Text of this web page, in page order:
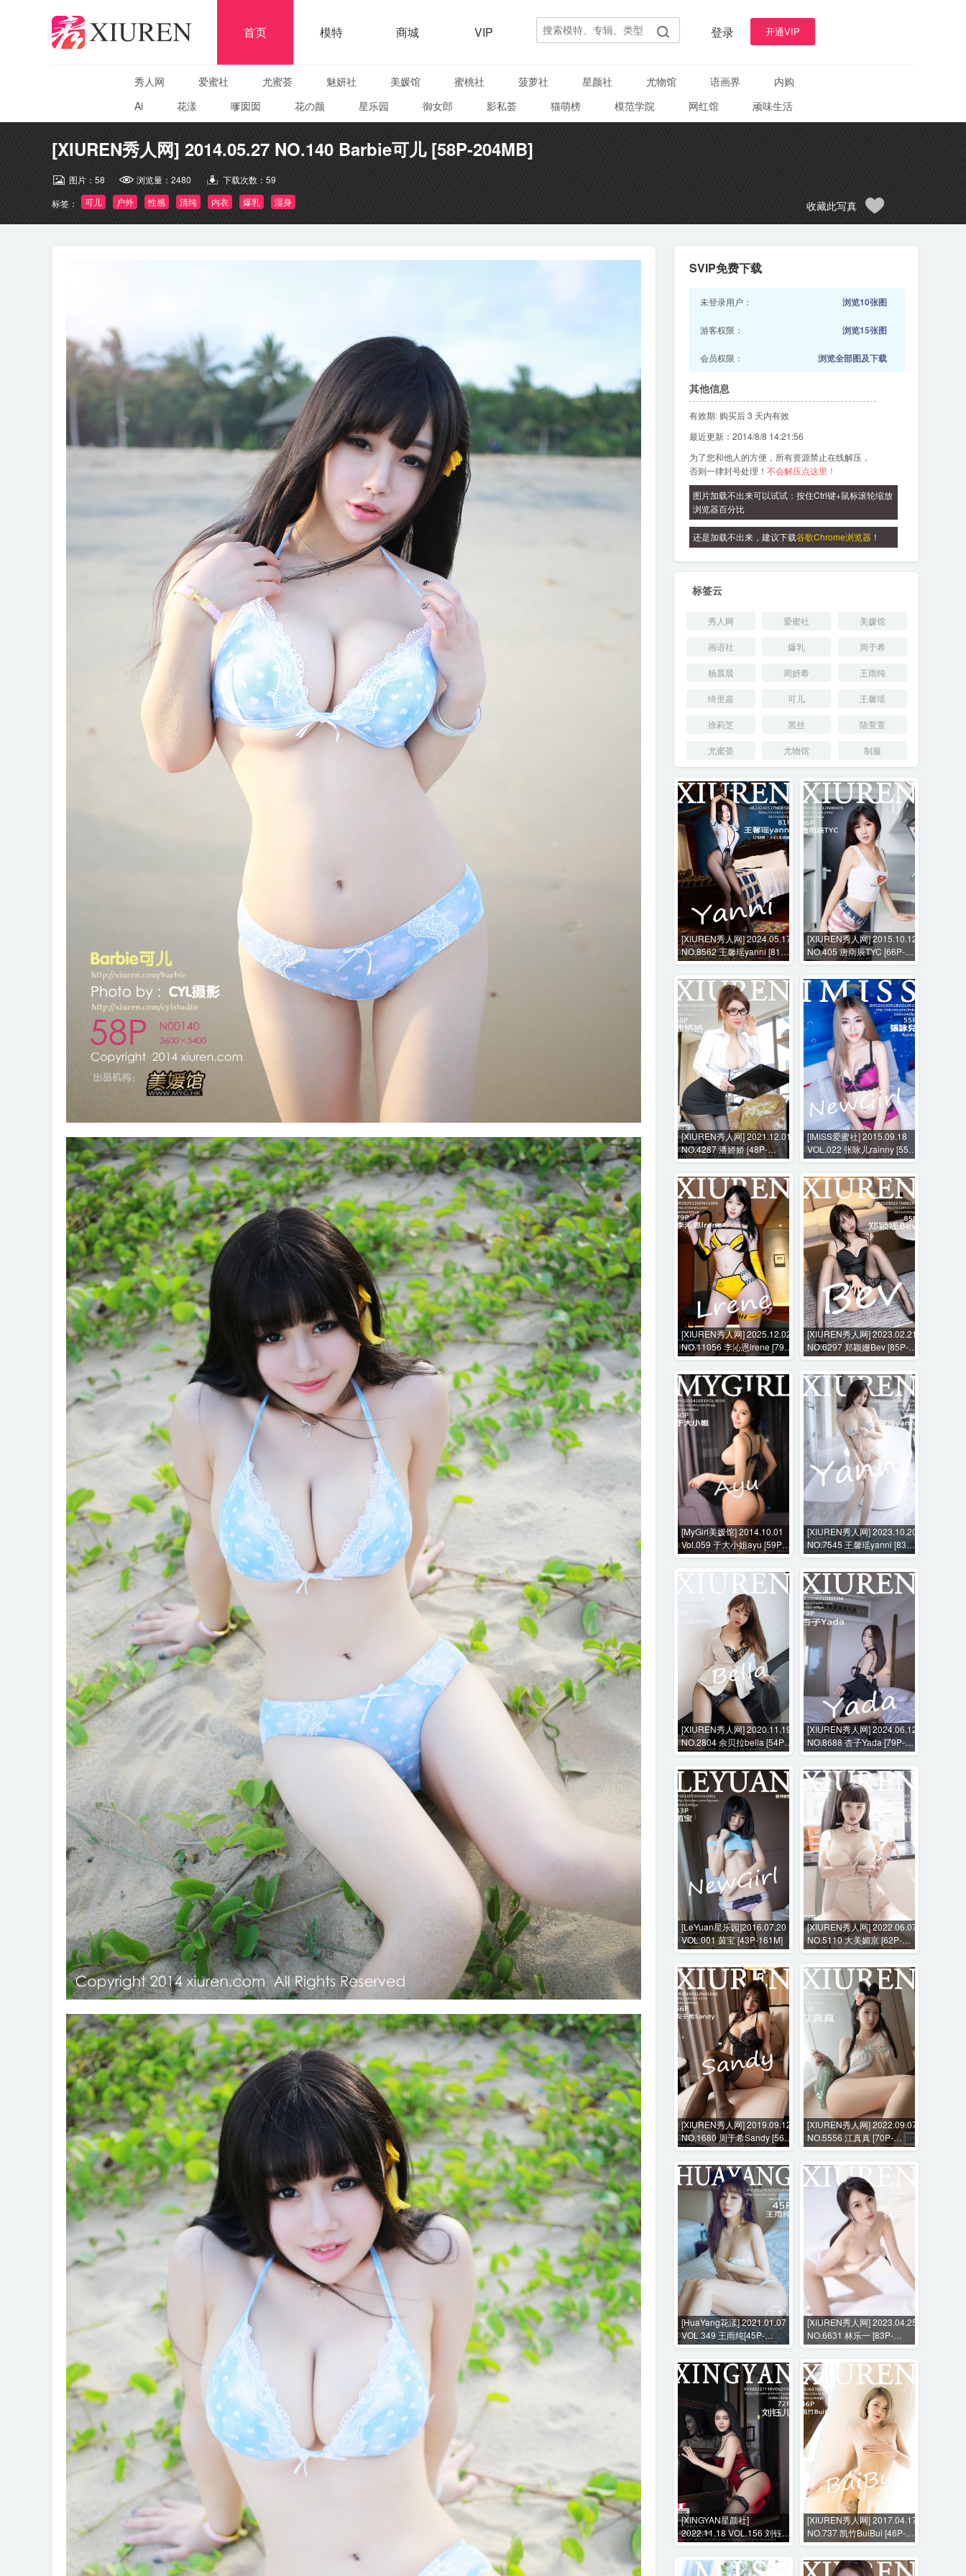
首页 模特 商城 VIP 登录 开通VIP
秀人网 爱蜜社 尤蜜荟 魅妍社 美媛馆 蜜桃社 菠萝社 星颜社 尤物馆 语画界
内购
Ai
花漾 嗲囡囡 花の颜 星乐园 御女郎 影私荟 猫萌榜 模范学院 网红馆 顽味生活
[XIUREN秀人网] 2014.05.27 NO.140 Barbie可儿 [58P-204MB]
图片： 58 浏览量： 2480 下载次数： 59
标签：
可儿 户外 性感 清纯 内衣 爆乳 湿身 收藏此写真
SVIP免费下载
未登录用户： 浏览10张图
游客权限： 浏览15张图
会员权限： 浏览全部图及下载
其他信息
有效期: 购买后 3 天内有效
最近更新：2014/8/8 14:21:56
为了您和他人的方便，所有资源禁止在线解压，
否则一律封号处理！ 不会解压点这里！
图片加载不出来可以试试：按住Ctrl键+鼠标滚轮缩放
浏览器百分比
还是加载不出来，建议下载谷歌Chrome浏览器 ！
标签云
秀人网 爱蜜社 美媛馆
画语社 爆乳 周于希
杨晨晨 周妍希 王雨纯
绮里嘉 可儿 王馨瑶
徐莉芝 黑丝 陆萱萱
尤蜜荟 尤物馆 制服
[XIUREN秀人网] 2024.05.17
NO.8562 王馨瑶yanni [81P-
807MB]
[XIUREN秀人网] 2015.10.12
NO.405 唐雨辰TYC [66P-
244MB]
[XIUREN秀人网] 2021.12.01
NO.4287 潘娇娇 [48P-
411MB]
[IMISS爱蜜社] 2015.09.18
VOL.022 张咏儿rainny [55P-
271MB]
[XIUREN秀人网] 2025.12.02
NO.11056 李沁恩lrene [79P-
1024MB]
[XIUREN秀人网] 2023.02.21
NO.6297 郑颖姗Bev [85P-
730MB]
[MyGirl美媛馆] 2014.10.01
Vol.059 于大小姐ayu [59P-
243MB]
[XIUREN秀人网] 2023.10.20
NO.7545 王馨瑶yanni [83P-
683MB]
[XIUREN秀人网] 2020.11.19
NO.2804 佘贝拉bella [54P-
522MB]
[XIUREN秀人网] 2024.06.12
NO.8688 杏子Yada [79P-
662MB]
[LeYuan星乐园]2016.07.20
VOL.001 茵宝 [43P-161M]
[XIUREN秀人网] 2022.06.07
NO.5110 大美媚京 [62P-
616MB]
[XIUREN秀人网] 2019.09.12
NO.1680 周于希Sandy [56P-
233MB]
[XIUREN秀人网] 2022.09.07
NO.5556 江真真 [70P-
684MB]
[HuaYang花漾] 2021.01.07
VOL.349 王雨纯[45P-
451MB]
[XIUREN秀人网] 2023.04.25
NO.6631 林乐一 [83P-
576MB]
[XINGYAN星颜社]
2022.11.18 VOL.156 刘钰儿
[70P-621MB]
[XIUREN秀人网] 2017.04.17
NO.737 凯竹BuiBui [46P-
100MB]